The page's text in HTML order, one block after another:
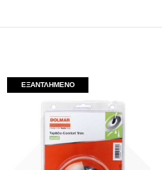
ΕΞΑΝΤΛΗΜΈΝΟ